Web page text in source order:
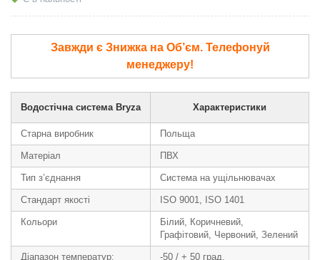
Завжди є Знижка на Об’єм. Телефонуй
менеджеру!
Водостічна система Bryza Характеристики
Старна виробник Польща
Матеріал ПВХ
Тип з’єднання Система на ущільнювачах
Стандарт якості ISO 9001, ISO 1401
Кольори
Білий, Коричневий,
Графітовий, Червоний, Зелений
Діапазон температур: -50 / + 50 град.